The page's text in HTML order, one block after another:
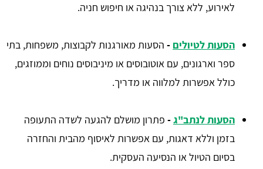
לאירוע, ללא צורך בנהיגה או חיפוש חניה.
הסעות לטיולים - הסעות מאורגנות לקבוצות, משפחות, בתי
ספר וארגונים, עם אוטובוסים או מיניבוסים נוחים וממוזגים,
כולל אפשרות למלווה או מדריך.
הסעות לנתב"ג- פתרון מושלם להגעה לשדה התעופה
בזמן וללא דאגות, עם אפשרות לאיסוף מהבית והחזרה
בסיום הטיול או הנסיעה העסקית.